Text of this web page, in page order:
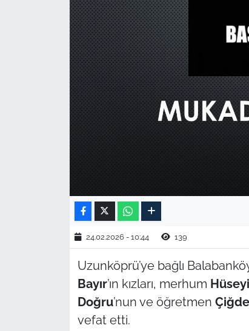
24.02.2026 - 10:44 139
Uzunköprü’ye bağlı
Bayır’ın kızları, merhum
Doğru’nun ve öğretmen
vefat etti.
EĞİTİM
TARIM VE HAYVANCILIK
KÜLTÜR SANAT
RESMİ İLAN
EDİRNE
ÇANAKKALE
TÜRKİYE